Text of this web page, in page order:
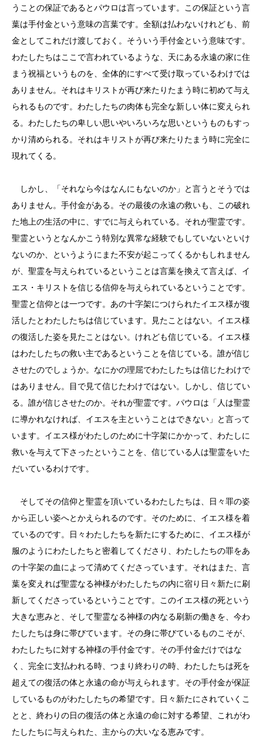
うことの保証であるとパウロは言っています。この保証という言
葉は手付金という意味の言葉です。全額は払わないけれども、前
金としてこれだけ渡しておく。そういう手付金という意味です。
わたしたちはここで言われているような、天にある永遠の家に住
まう祝福というものを、全体的にすべて受け取っているわけでは
ありません。それはキリストが再び来たりたまう時に初めて与え
られるものです。わたしたちの肉体も完全な新しい体に変えられ
る。わたしたちの卑しい思いやいろいろな思いというものもすっ
かり清められる。それはキリストが再び来たりたまう時に完全に
現れてくる。
しかし、「それなら今はなんにもないのか」と言うとそうでは
ありません。手付金がある。その最後の永遠の救いも、この破れ
た地上の生活の中に、すでに与えられている。それが聖霊です。
聖霊というとなんかこう特別な異常な経験でもしていないといけ
ないのか、というようにまた不安が起こってくるかもしれません
が、聖霊を与えられているということは言葉を換えて言えば、イ
エス・キリストを信じる信仰を与えられているということです。
聖霊と信仰とは一つです。あの十字架につけられたイエス様が復
活したとわたしたちは信じています。見たことはない。イエス様
の復活した姿を見たことはない。けれども信じている。イエス様
はわたしたちの救い主であるということを信じている。誰が信じ
させたのでしょうか。なにかの理屈でわたしたちは信じたわけで
はありません。目で見て信じたわけではない。しかし、信じてい
る。誰が信じさせたのか。それが聖霊です。パウロは「人は聖霊
に導かれなければ、イエスを主ということはできない」と言って
います。イエス様がわたしのために十字架にかかって、わたしに
救いを与えて下さったということを、信じている人は聖霊をいた
だいているわけです。
そしてその信仰と聖霊を頂いているわたしたちは、日々罪の姿
から正しい姿へとかえられるのです。そのために、イエス様を着
ているのです。日々わたしたちを新たにするために、イエス様が
服のようにわたしたちと密着してくださり、わたしたちの罪をあ
の十字架の血によって清めてくださっています。それはまた、言
葉を変えれば聖霊なる神様がわたしたちの内に宿り日々新たに刷
新してくださっているということです。このイエス様の死という
大きな恵みと、そして聖霊なる神様の内なる刷新の働きを、今わ
たしたちは身に帯びています。その身に帯びているものこそが、
わたしたちに対する神様の手付金です。その手付金だけではな
く、完全に支払われる時、つまり終わりの時、わたしたちは死を
超えての復活の体と永遠の命が与えられます。その手付金が保証
しているものがわたしたちの希望です。日々新たにされていくこ
とと、終わりの日の復活の体と永遠の命に対する希望、これがわ
たしたちに与えられた、主からの大いなる恵みです。